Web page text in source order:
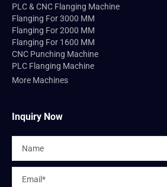
PLC & CNC Flanging Machine
Flanging For 3000 MM
Flanging For 2000 MM
Flanging For 1600 MM
CNC Punching Machine
PLC Flanging Machine
More Machines
Inquiry Now